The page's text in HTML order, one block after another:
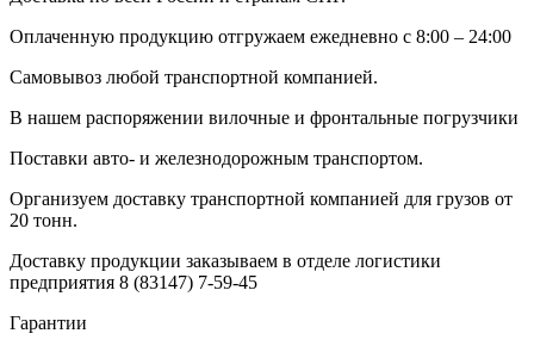
Оплаченную продукцию отгружаем ежедневно с 8:00 – 24:00
Самовывоз любой транспортной компанией.
В нашем распоряжении вилочные и фронтальные погрузчики
Поставки авто- и железнодорожным транспортом.
Организуем доставку транспортной компанией для грузов от
20 тонн.
Доставку продукции заказываем в отделе логистики
предприятия 8 (83147) 7-59-45
Гарантии